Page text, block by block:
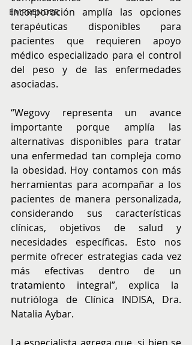
EMPRENDER
incorporación amplía las opciones
terapéuticas disponibles para
pacientes que requieren apoyo
médico especializado para el control
del peso y de las enfermedades
asociadas.
“Wegovy representa un avance
importante porque amplía las
alternativas disponibles para tratar
una enfermedad tan compleja como
la obesidad. Hoy contamos con más
herramientas para acompañar a los
pacientes de manera personalizada,
considerando sus características
clínicas, objetivos de salud y
necesidades específicas. Esto nos
permite ofrecer estrategias cada vez
más efectivas dentro de un
tratamiento integral”, explica la
nutrióloga de Clínica INDISA, Dra.
Natalia Aybar.